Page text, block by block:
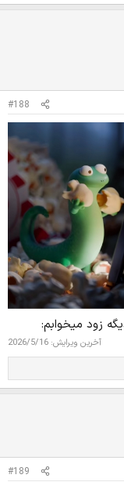
#188
زود میخوابم:
آخرین ویرایش: 2026/5/16
#189